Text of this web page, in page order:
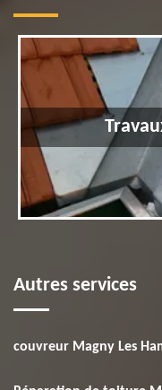
Autres services
couvreur Magny Les